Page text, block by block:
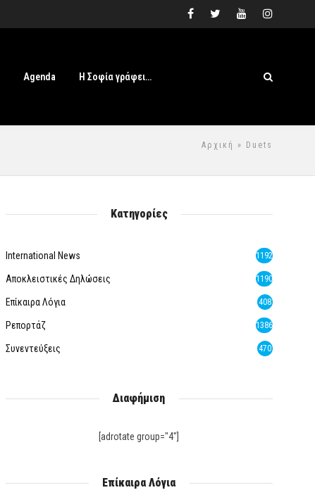
Agenda Η Σοφία γράφει…
Αρχική » Duets
Κατηγορίες
International News 1192
Αποκλειστικές Δηλώσεις 1190
Επίκαιρα Λόγια 408
Ρεπορτάζ 1386
Συνεντεύξεις 470
Διαφήμιση
[adrotate group="4"]
Επίκαιρα Λόγια